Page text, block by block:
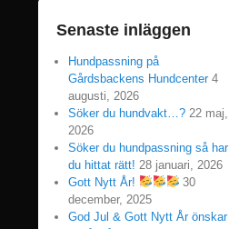
Senaste inläggen
Hundpassning på
Gårdsbackens Hundcenter 4
augusti, 2026
Söker du hundvakt…? 22 maj,
2026
Söker du hundpassning så har
du hittat rätt! 28 januari, 2026
Gott Nytt År!
30
december, 2025
God Jul & Gott Nytt År önskar